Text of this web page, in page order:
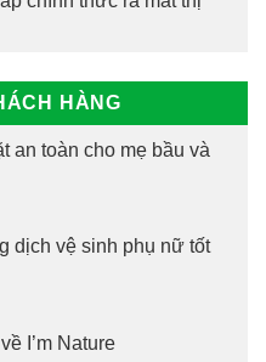
HÀNG
an toàn cho mẹ bầu và
dịch vệ sinh phụ nữ tốt
I’m Nature